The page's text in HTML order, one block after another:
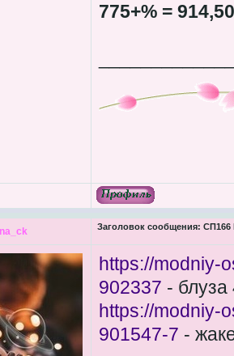
775+% = 914,50
Заголовок сообщения: СП166
https://modniy-
902337 - блуза
https://modniy-
901547-7 -